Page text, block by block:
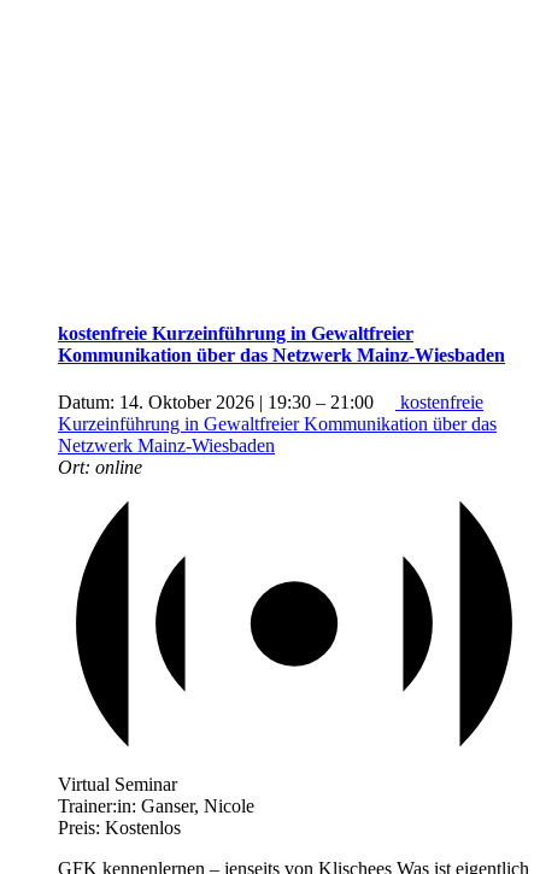
kostenfreie Kurzeinführung in Gewaltfreier
Kommunikation über das Netzwerk Mainz-Wiesbaden
Datum: 14. Oktober 2026 | 19:30 – 21:00
kostenfreie
Kurzeinführung in Gewaltfreier Kommunikation über das
Netzwerk Mainz-Wiesbaden
Ort: online
Virtual Seminar
Trainer:in: Ganser, Nicole
Preis: Kostenlos
GFK kennenlernen – jenseits von Klischees Was ist eigentlich